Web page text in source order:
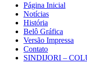
Página Inicial
Notícias
História
Belô Gráfica
Versão Impressa
Contato
SINDIJORI –